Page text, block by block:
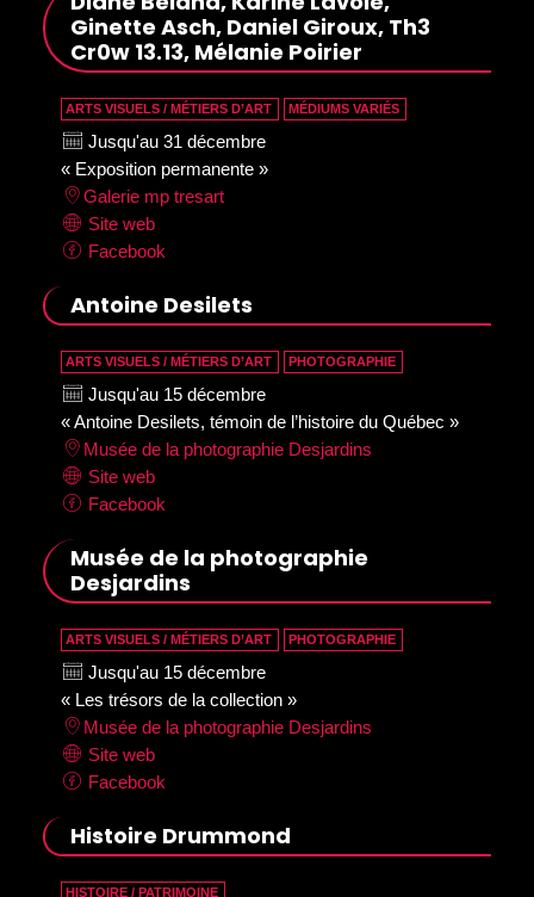
Ginette Asch, Daniel Giroux, Th3
Cr0w 13.13, Mélanie Poirier
ARTS VISUELS / MÉTIERS D’ART MÉDIUMS VARIÉS
Jusqu'au 31 décembre
« Exposition permanente »
Galerie mp tresart
Site web
Facebook
Antoine Desilets
ARTS VISUELS / MÉTIERS D’ART PHOTOGRAPHIE
Jusqu'au 15 décembre
« Antoine Desilets, témoin de l’histoire du Québec »
Musée de la photographie Desjardins
Site web
Facebook
Musée de la photographie
Desjardins
ARTS VISUELS / MÉTIERS D’ART PHOTOGRAPHIE
Jusqu'au 15 décembre
« Les trésors de la collection »
Musée de la photographie Desjardins
Site web
Facebook
Histoire Drummond
HISTOIRE / PATRIMOINE